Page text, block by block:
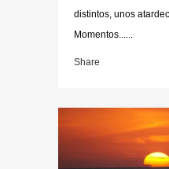
distintos, unos
Momentos......
Share